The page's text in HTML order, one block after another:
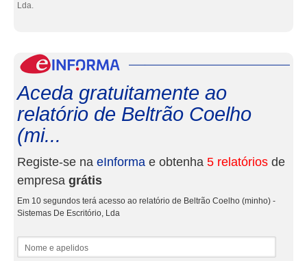
Lda.
Aceda gratuitamente ao
relatório de Beltrão Coelho
(mi...
Registe-se na eInforma e obtenha 5 relatórios de
empresa grátis
Em 10 segundos terá acesso ao relatório de Beltrão Coelho (minho) -
Sistemas De Escritório, Lda